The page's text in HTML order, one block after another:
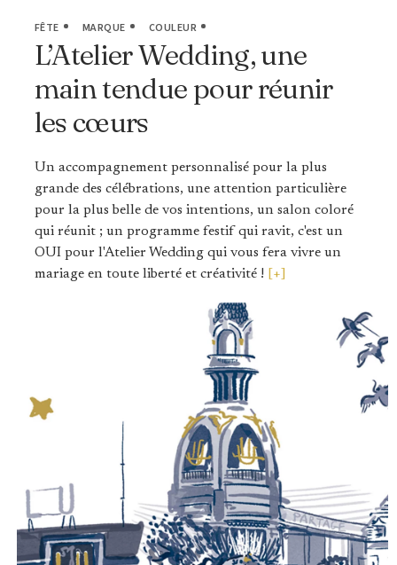
FÊTE MARQUE COULEUR
L’Atelier Wedding, une
main tendue pour réunir
les cœurs
Un accompagnement personnalisé pour la plus
grande des célébrations, une attention particulière
pour la plus belle de vos intentions, un salon coloré
qui réunit ; un programme festif qui ravit, c'est un
OUI pour l'Atelier Wedding qui vous fera vivre un
mariage en toute liberté et créativité ! [+]